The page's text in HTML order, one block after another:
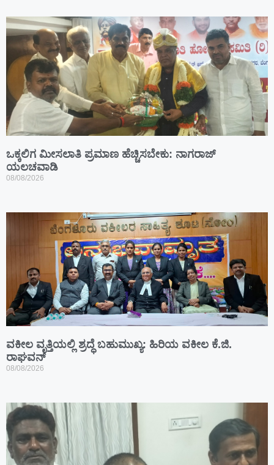
ಒಕ್ಕಲಿಗ ಮೀಸಲಾತಿ ಪ್ರಮಾಣ ಹೆಚ್ಚಿಸಬೇಕು: ನಾಗರಾಜ್
ಯಲಚವಾಡಿ
08/08/2026
ವಕೀಲ ವೃತ್ತಿಯಲ್ಲಿ ಶ್ರದ್ಧೆ ಬಹುಮುಖ್ಯ: ಹಿರಿಯ ವಕೀಲ ಕೆ.ಜಿ.
ರಾಘವನ್
08/08/2026